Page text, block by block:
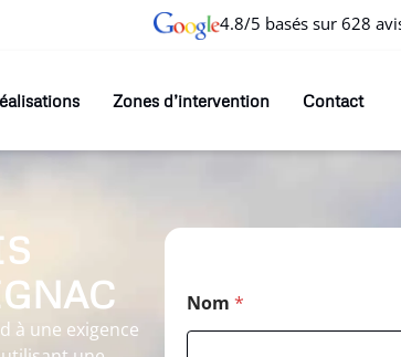
4.8/5 basés sur 628
Zones d’intervention Contact
à une exigence
Nom *